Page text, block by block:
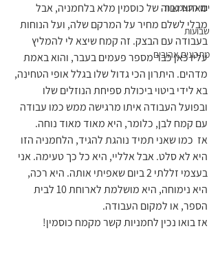
יום העצמאות
שבועות
מתכונים אהובים
מאחוז גבוה של כוסמין מלא בלחמניה, אבל
מבלי לשלם מחיר על המרקם שלה, ועל הנוחות
בעבודה עם הבצק. זה קמח שיצא לי להמליץ
עליו כאן כבר מספר פעמים בעבר, והוא באמת
מדהים. היתרון הכי גדול שלו בגלל אופי הטחינה,
בא לידי ביטוי ביכולת ספיחת הנוזלים שלו
ובפועל העבודה איתו מרגישה ממש כמו עבודה
עם קמח לבן, כלומר, היא מאוד מאוד נוחה.
אז  כמו שאני תמיד נוהגת להגיד, הלחמניה הזו
היא לא סלט. אבל אלליי, היא כל כך טעימה. אני
בעצמי זללתי 2 ביום שאפיתי אותה. היא רכה,
היא נימוחה, היא מושלמת לארוחת 10 לבית
הספר, או למקום העבודה.
אז בואו נכין לחמניות קשר מקמח כוסמין!